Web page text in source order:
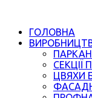
ГОЛОВНА
СЕКЦІЇ
ЦВЯХИ